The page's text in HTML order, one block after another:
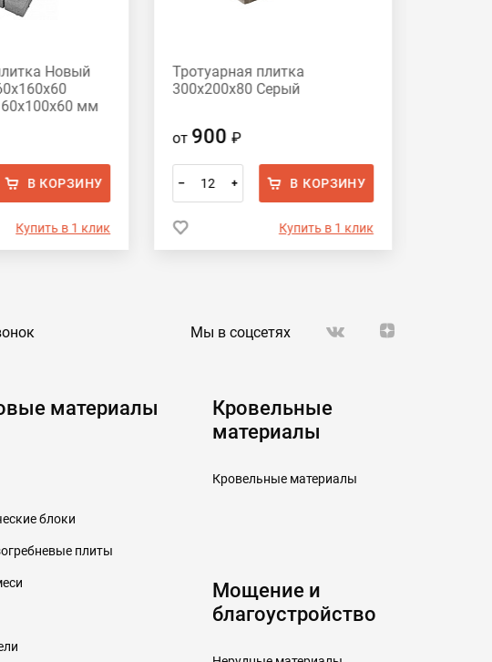
Новый
мм
В КОРЗИНУ
Купить в 1 клик
Тротуарная плитка
300х200х80 Серый
от 900₽
– + В КОРЗИНУ
Купить в 1 клик
Мы в соцсетях
материалы
блоки
плиты
Кровельные
материалы
Кровельные материалы
Мощение и
благоустройство